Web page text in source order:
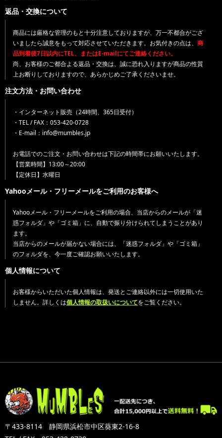
返品・交換について
商品には厳格な管理のもと十分注意しておりますが、万一不都合がござ
いましたら誠意をもって対応させていただきます。お気付きの点は、 商
品到着後7日以内にTEL、またはE-mailにてご連絡ください。
尚、お客様のご都合よる返品・交換は、誠に恐れ入りますが商品の性質
上お断りしておりますので、あらかじめご了承くださいませ。
注文方法・お問い合わせ
・インターネット販売（24時間、365日受付）
・TEL / FAX：053-420-0728
・E-mail：info@mumbles.jp
お電話でのご注文・お問い合わせは下記の時間帯にお願いいたします。
【営業時間】13:00～20:00
【定休日】水曜日
Yahooメール・フリーメールをご利用のお客様へ
Yahooメール・フリーメールをご利用の場合、当店からのメールが「迷
惑フォルダ」や「ゴミ箱」に、自動で振り分けられてしまうことがあり
ます。
当店からのメールが届かない場合には、「迷惑フォルダ」や「ゴミ箱」
のフォルダを、今一度ご確認お願いいたします。
個人情報について
お客様からいただいた個人情報は、発送とご連絡以外には一切使用いた
しません。詳しくは個人情報の取扱いについてをご覧ください。
〒433-8114 静岡県浜松市中区葵東2-16-8